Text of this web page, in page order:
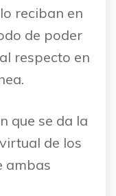
reciban en
de poder
respecto en
que se da la
de los
ambas